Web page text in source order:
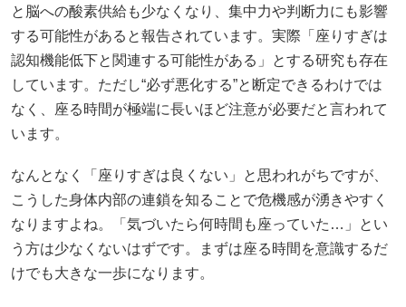
と脳への酸素供給も少なくなり、集中力や判断力にも影響
する可能性があると報告されています。実際「座りすぎは
認知機能低下と関連する可能性がある」とする研究も存在
しています。ただし“必ず悪化する”と断定できるわけでは
なく、座る時間が極端に長いほど注意が必要だと言われて
います。
なんとなく「座りすぎは良くない」と思われがちですが、
こうした身体内部の連鎖を知ることで危機感が湧きやすく
なりますよね。「気づいたら何時間も座っていた…」とい
う方は少なくないはずです。まずは座る時間を意識するだ
けでも大きな一歩になります。